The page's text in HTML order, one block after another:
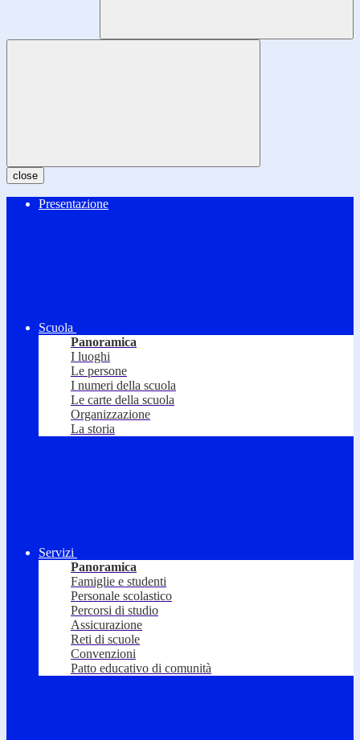
close
Presentazione
Scuola
Panoramica
I luoghi
Le persone
I numeri della scuola
Le carte della scuola
Organizzazione
La storia
Servizi
Panoramica
Famiglie e studenti
Personale scolastico
Percorsi di studio
Assicurazione
Reti di scuole
Convenzioni
Patto educativo di comunità